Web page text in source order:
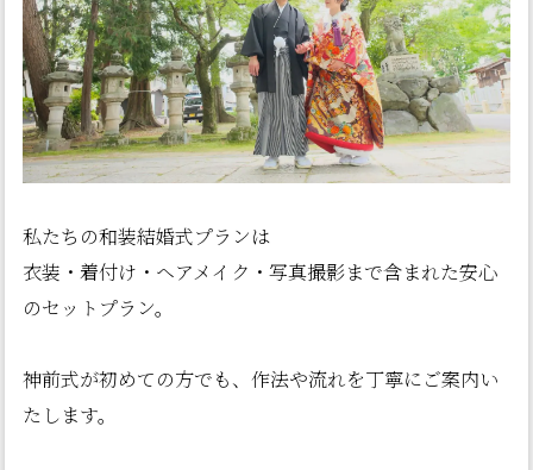
私たちの和装結婚式プランは
衣装・着付け・ヘアメイク・写真撮影まで含まれた安心
のセットプラン。
神前式が初めての方でも、作法や流れを丁寧にご案内い
たします。